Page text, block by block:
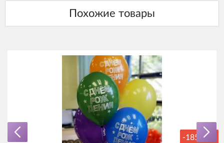
-185 руб.